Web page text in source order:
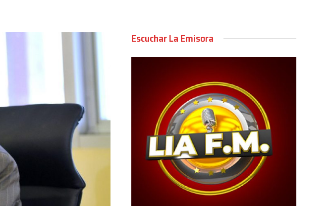
Escuchar La Emisora